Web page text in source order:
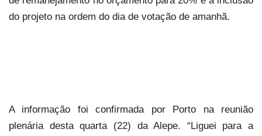
do projeto na ordem do dia de votação de amanhã.
A informação foi confirmada por Porto na reunião
plenária desta quarta (22) da Alepe. “Liguei para a